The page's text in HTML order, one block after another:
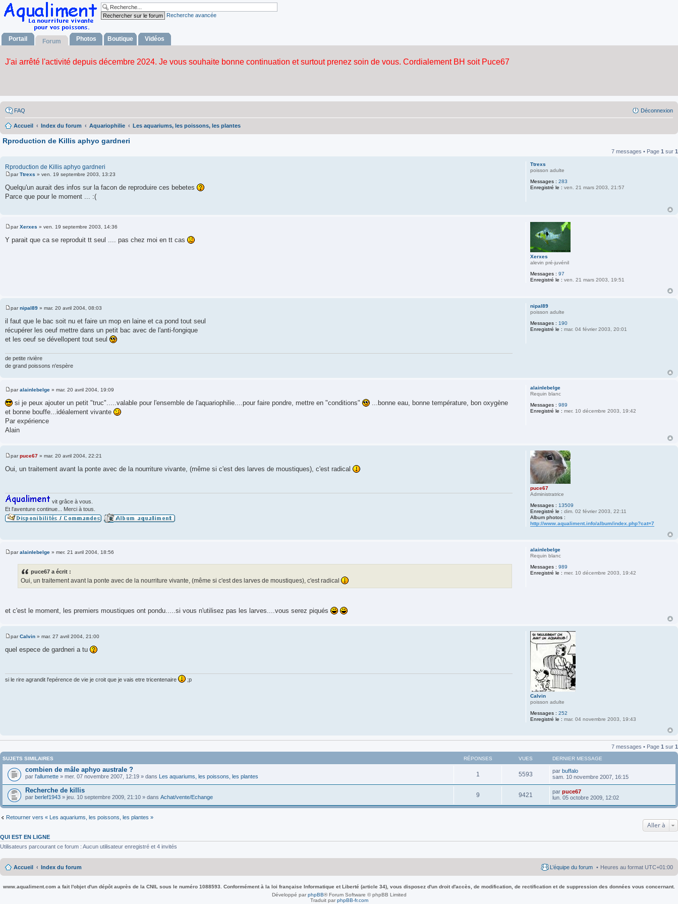
Recherche avancée
Portail Forum Photos Boutique Vidéos
FAQ Déconnexion
Accueil Index du forum Aquariophilie Les aquariums, les poissons, les plantes
Rproduction de Killis aphyo gardneri
7 messages • Page 1 sur 1
Ttrexs
poisson adulte
Messages : 283
Enregistré le : ven. 21 mars 2003, 21:57
Rproduction de Killis aphyo gardneri
e
s
s
parTtrexs » ven. 19 septembre 2003, 13:23
Quelqu'un aurait des infos sur la facon de reproduire ces bebetes
Parce que pour le moment ... :(
Xerxes
alevin pré-juvénil
Messages : 97
Enregistré le : ven. 21 mars 2003, 19:51
M
s
parXerxes » ven. 19 septembre 2003, 14:36
Y parait que ca se reproduit tt seul .... pas chez moi en tt cas
nipal89
poisson adulte
Messages : 190
Enregistré le : mar. 04 février 2003, 20:01
M
e
s
s
a
g
parnipal89 » mar. 20 avril 2004, 08:03
il faut que le bac soit nu et faire un mop en laine et ca pond tout seul
récupérer les oeuf mettre dans un petit bac avec de l'anti-fongique
et les oeuf se dévellopent tout seul
de petite rivière
de grand poissons n'espère
alainlebelge
Requin blanc
Messages : 989
Enregistré le : mer. 10 décembre 2003, 19:42
e
s
a
g
e
paralainlebelge » mar. 20 avril 2004, 19:09
si je peux ajouter un petit "truc".....valable pour l'ensemble de l'aquariophilie....pour faire pondre, mettre en "conditions"
...bonne eau, bonne température, bon oxygène
et bonne bouffe...idéalement vivante
Par expérience
Alain
puce67
Administratrice
Messages : 13509
Enregistré le : dim. 02 février 2003, 22:11
Album photos :
http://www.aqualiment.info/album/index.php?cat=7
M
s
parpuce67 » mar. 20 avril 2004, 22:21
Oui, un traitement avant la ponte avec de la nourriture vivante, (même si c'est des larves de moustiques), c'est radical
vit grâce à vous.
Et l'aventure continue... Merci à tous.
alainlebelge
Requin blanc
Messages : 989
Enregistré le : mer. 10 décembre 2003, 19:42
M
paralainlebelge » mer. 21 avril 2004, 18:56
puce67 a écrit :
Oui, un traitement avant la ponte avec de la nourriture vivante, (même si c'est des larves de moustiques), c'est radical
et c'est le moment, les premiers moustiques ont pondu.....si vous n'utilisez pas les larves....vous serez piqués
Calvin
poisson adulte
Messages : 252
Enregistré le : mar. 04 novembre 2003, 19:43
M
s
e
parCalvin » mar. 27 avril 2004, 21:00
quel espece de gardneri a tu
si le rire agrandit l'epérence de vie je croit que je vais etre tricentenaire ;p
7 messages • Page 1 sur 1
SUJETS SIMILAIRES RÉPONSES VUES DERNIER MESSAGE
combien de mâle aphyo australe ?
par l'allumette » mer. 07 novembre 2007, 12:19 » dans Les aquariums, les poissons, les plantes 1 5593 par buffalo
sam. 10 novembre 2007, 16:15
Recherche de killis
par berlef1943 » jeu. 10 septembre 2009, 21:10 » dans Achat/vente/Echange 9 9421 par puce67
lun. 05 octobre 2009, 12:02
Retourner vers « Les aquariums, les poissons, les plantes »
Aller à
QUI EST EN LIGNE
Utilisateurs parcourant ce forum : Aucun utilisateur enregistré et 4 invités
Accueil Index du forum Heures au format UTC+01:00
L’équipe du forum
www.aqualiment.com a fait l'objet d'un dépôt auprès de la CNIL sous le numéro 1088593. Conformément à la loi française Informatique et Liberté (article 34), vous disposez d'un droit d'accès, de modification, de rectification et de suppression des données vous concernant.
Développé parphpBB® Forum Software © phpBB Limited
Traduit parphpBB-fr.com